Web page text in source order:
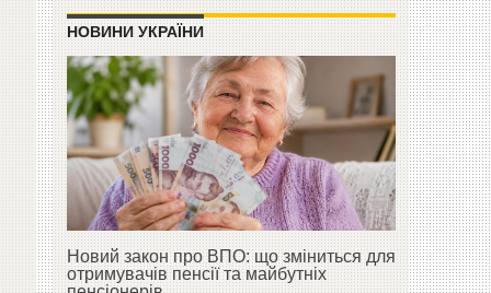
НОВИНИ УКРАЇНИ
Новий закон про ВПО: що зміниться для
отримувачів пенсії та майбутніх